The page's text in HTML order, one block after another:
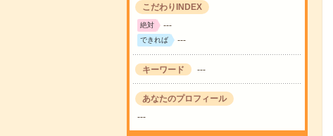
こだわりINDEX
絶対 ---
できれば ---
キーワード ---
あなたのプロフィール
---